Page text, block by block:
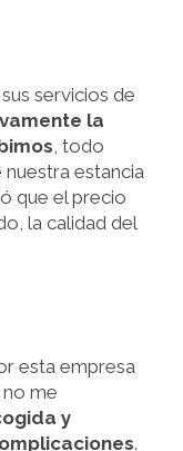
servicios de
la
, todo
estancia
que el precio
la calidad del
esta empresa
me
y
.